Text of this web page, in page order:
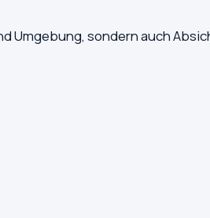
Umgebung, sondern auch